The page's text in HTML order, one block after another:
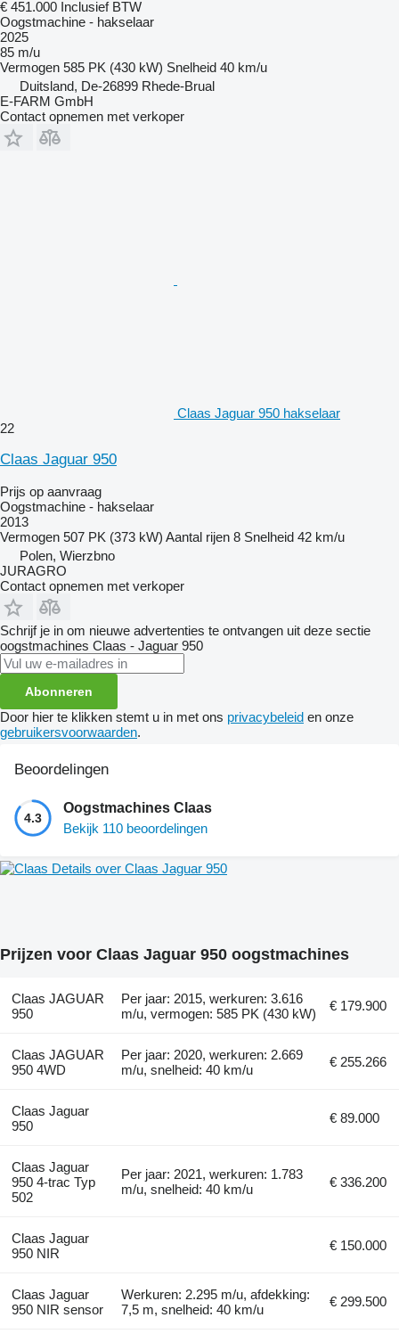
€ 451.000 Inclusief BTW
Oogstmachine - hakselaar
2025
85 m/u
Vermogen 585 PK (430 kW) Snelheid 40 km/u
Duitsland, De-26899 Rhede-Brual
E-FARM GmbH
Contact opnemen met verkoper
Claas Jaguar 950 hakselaar
22
Claas Jaguar 950
Prijs op aanvraag
Oogstmachine - hakselaar
2013
Vermogen 507 PK (373 kW) Aantal rijen 8 Snelheid 42 km/u
Polen, Wierzbno
JURAGRO
Contact opnemen met verkoper
Schrijf je in om nieuwe advertenties te ontvangen uit deze sectie
oogstmachines Claas - Jaguar 950
Abonneren
Door hier te klikken stemt u in met ons privacybeleid en onze
gebruikersvoorwaarden.
Beoordelingen
4.3
Oogstmachines Claas
Bekijk 110 beoordelingen
Details over Claas Jaguar 950
Prijzen voor Claas Jaguar 950 oogstmachines
Claas JAGUAR
950
Per jaar: 2015, werkuren: 3.616
m/u, vermogen: 585 PK (430 kW)
€ 179.900
Claas JAGUAR
950 4WD
Per jaar: 2020, werkuren: 2.669
m/u, snelheid: 40 km/u
€ 255.266
Claas Jaguar
950
€ 89.000
Claas Jaguar
950 4-trac Typ
502
Per jaar: 2021, werkuren: 1.783
m/u, snelheid: 40 km/u
€ 336.200
Claas Jaguar
950 NIR
€ 150.000
Claas Jaguar
950 NIR sensor
Werkuren: 2.295 m/u, afdekking:
7,5 m, snelheid: 40 km/u
€ 299.500